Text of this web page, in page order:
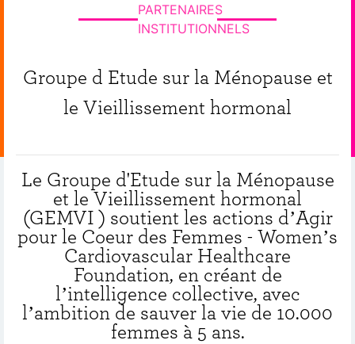
PARTENAIRES
INSTITUTIONNELS
Groupe d Etude sur la Ménopause et
le Vieillissement hormonal
Le Groupe d'Etude sur la Ménopause
et le Vieillissement hormonal
(GEMVI ) soutient les actions d’Agir
pour le Coeur des Femmes - Women’s
Cardiovascular Healthcare
Foundation, en créant de
l’intelligence collective, avec
l’ambition de sauver la vie de 10.000
femmes à 5 ans.